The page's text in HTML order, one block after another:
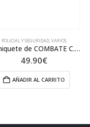
POLICIAL Y SEGURIDAD,VARIOS
12.90
AÑADIR AL CARRITO